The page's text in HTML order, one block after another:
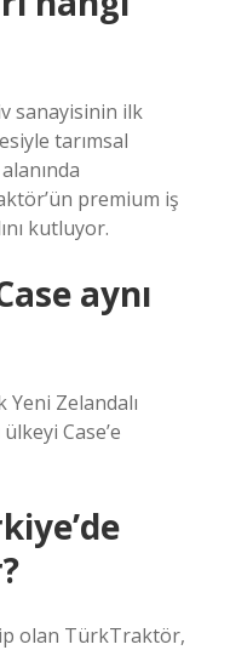
sanayisinin ilk
tarımsal
premium iş
kutluyor.
aynı
Yeni Zelandalı
Case’e
olan TürkTraktör,